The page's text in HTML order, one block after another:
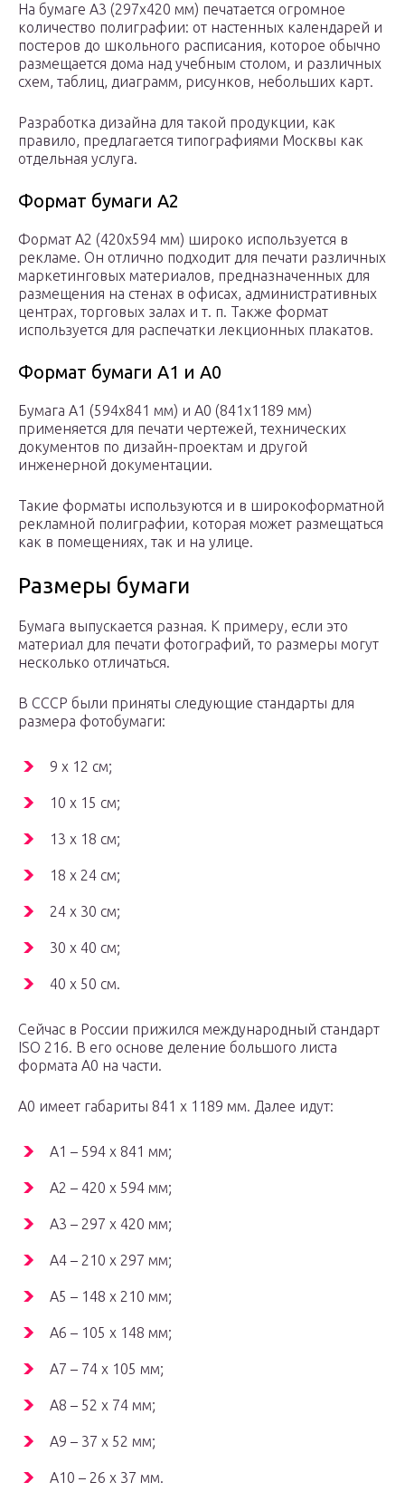
На бумаге А3 (297х420 мм) печатается огромное
количество полиграфии: от настенных календарей и
постеров до школьного расписания, которое обычно
размещается дома над учебным столом, и различных
схем, таблиц, диаграмм, рисунков, небольших карт.
Разработка дизайна для такой продукции, как
правило, предлагается типографиями Москвы как
отдельная услуга.
Формат бумаги А2
Формат А2 (420х594 мм) широко используется в
рекламе. Он отлично подходит для печати различных
маркетинговых материалов, предназначенных для
размещения на стенах в офисах, административных
центрах, торговых залах и т. п. Также формат
используется для распечатки лекционных плакатов.
Формат бумаги А1 и А0
Бумага А1 (594х841 мм) и А0 (841х1189 мм)
применяется для печати чертежей, технических
документов по дизайн-проектам и другой
инженерной документации.
Такие форматы используются и в широкоформатной
рекламной полиграфии, которая может размещаться
как в помещениях, так и на улице.
Размеры бумаги
Бумага выпускается разная. К примеру, если это
материал для печати фотографий, то размеры могут
несколько отличаться.
В СССР были приняты следующие стандарты для
размера фотобумаги:
9 х 12 см;
10 х 15 см;
13 х 18 см;
18 х 24 см;
24 х 30 см;
30 х 40 см;
40 х 50 см.
Сейчас в России прижился международный стандарт
ISO 216. В его основе деление большого листа
формата А0 на части.
А0 имеет габариты 841 х 1189 мм. Далее идут:
А1 – 594 х 841 мм;
А2 – 420 х 594 мм;
А3 – 297 х 420 мм;
А4 – 210 х 297 мм;
А5 – 148 х 210 мм;
А6 – 105 х 148 мм;
А7 – 74 х 105 мм;
А8 – 52 х 74 мм;
А9 – 37 х 52 мм;
А10 – 26 х 37 мм.